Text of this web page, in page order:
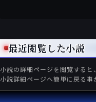
最近閲覧した小説
小説の詳細ページを閲覧する
小説詳細ページへ簡単に戻る事